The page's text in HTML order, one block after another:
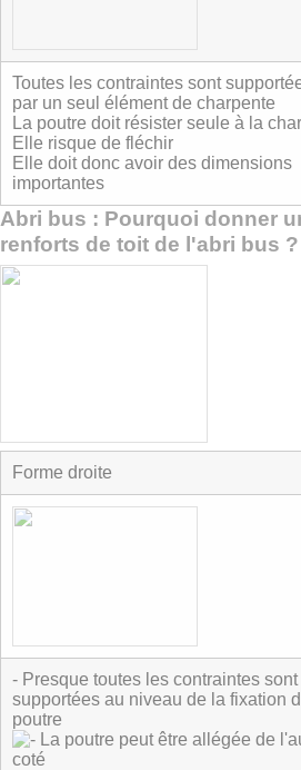
Toutes les contraintes sont
par un seul élément de charpente
La poutre doit résister seule à la
Elle risque de fléchir
Elle doit donc avoir des dimensions
importantes
Abri bus : Pourquoi donner
renforts de toit de l'abri bus ?
Forme droite
- Presque toutes les contraintes sont
supportées au niveau de la fixation
poutre
La poutre peut être allégée de
coté